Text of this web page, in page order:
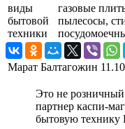
виды
бытовой
техники
газовые
пылесосы,
Марат Балтагожин
Это не розничный
партнер каспи-
бытовую технику